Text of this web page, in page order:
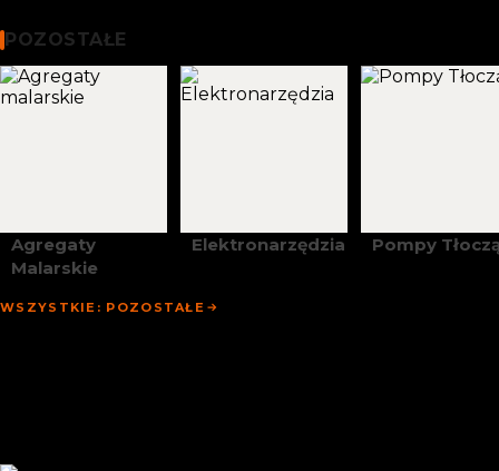
POZOSTAŁE
Agregaty
Malarskie
Elektronarzędzia Pompy
WSZYSTKIE: POZOSTAŁE